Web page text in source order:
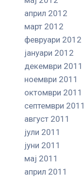
април 2012
март 2012
февруари 2012
јануари 2012
декември 2011
ноември 2011
октомври 2011
септември 2011
август 2011
јули 2011
јуни 2011
мај 2011
април 2011